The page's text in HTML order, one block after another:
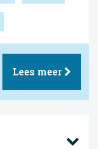
Lees meer